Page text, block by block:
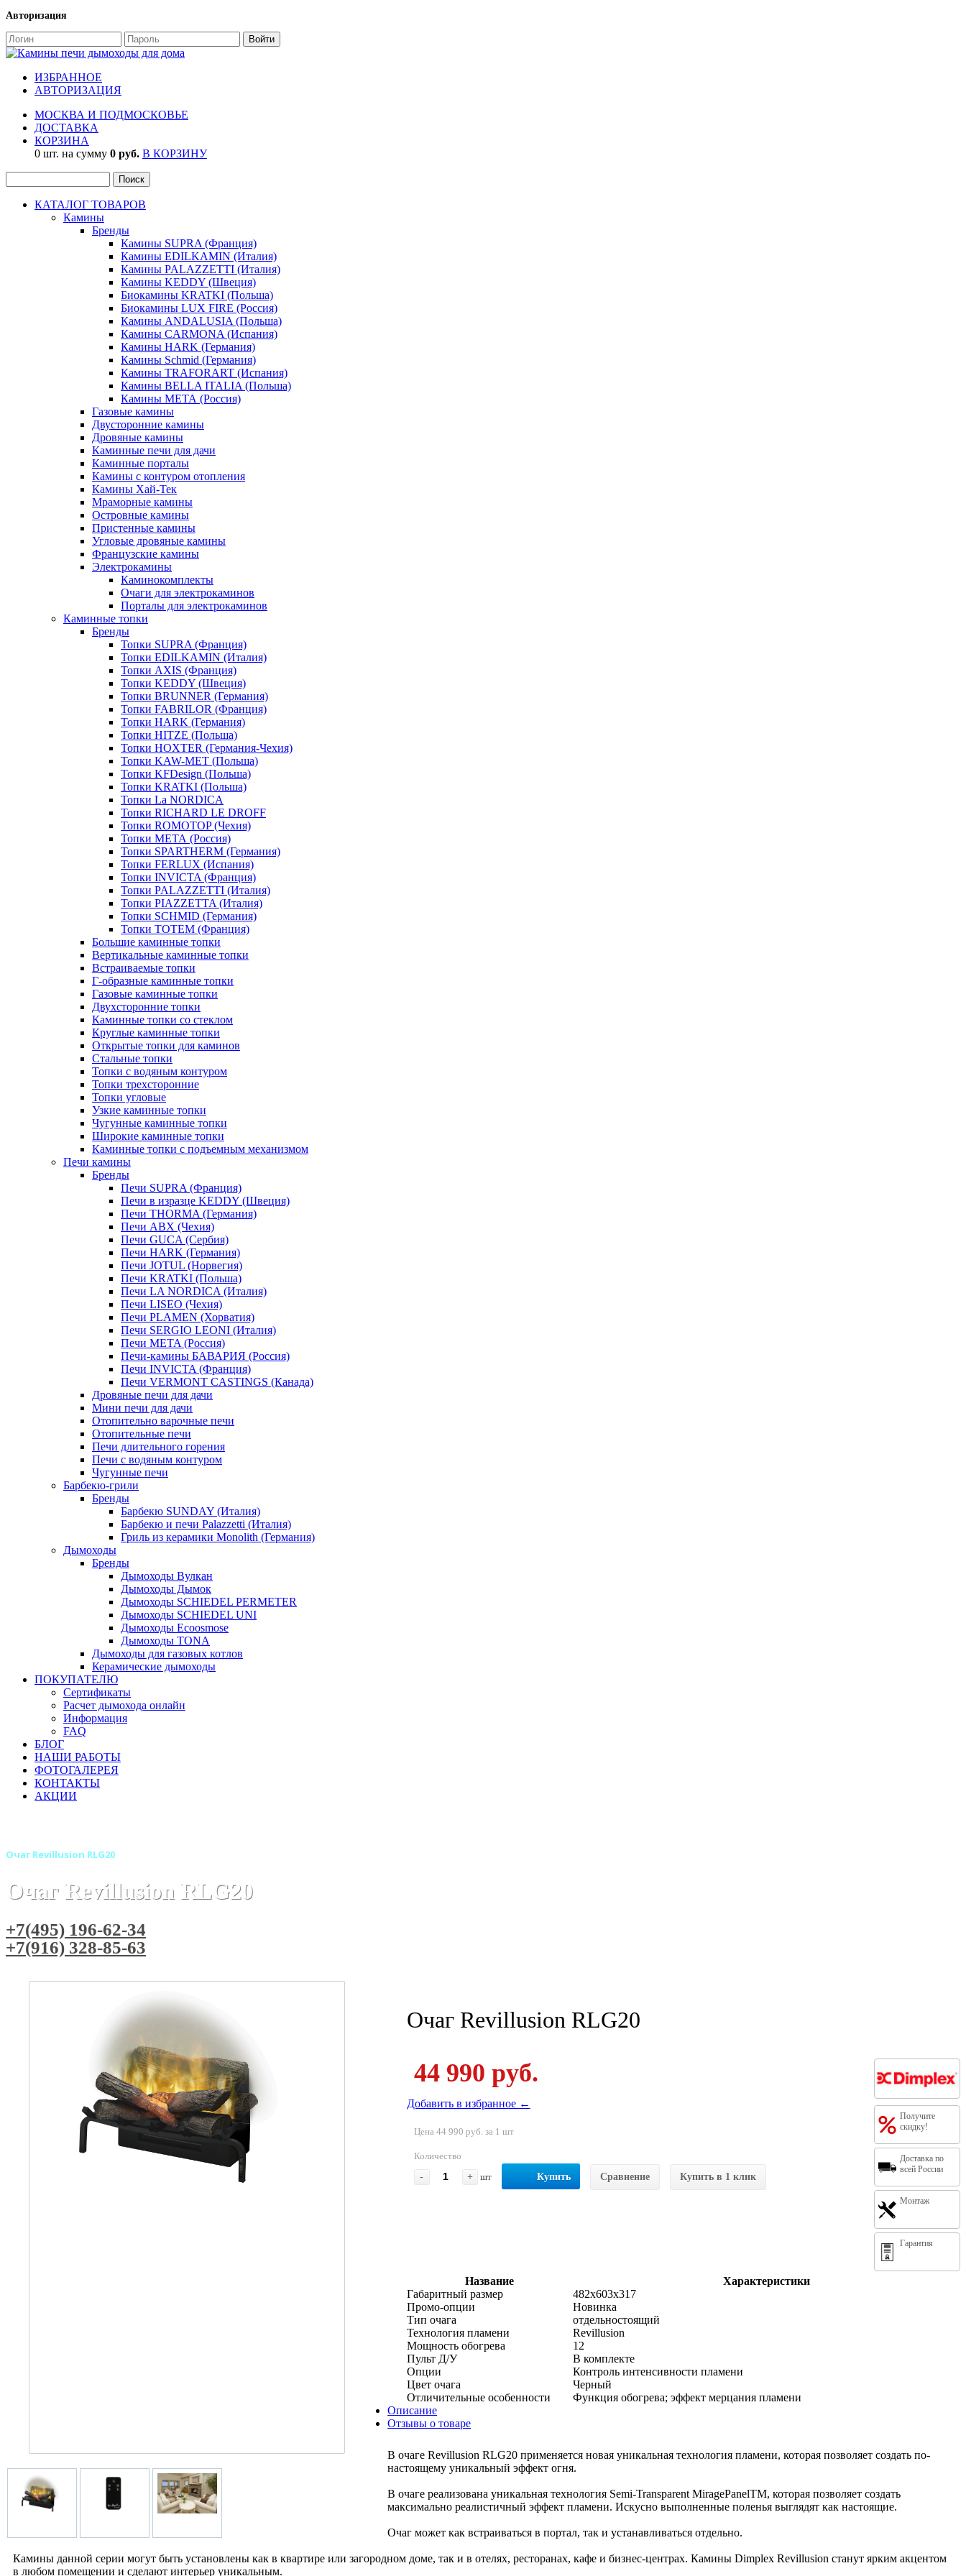
Авторизация
ИЗБРАННОЕ
АВТОРИЗАЦИЯ
МОСКВА И ПОДМОСКОВЬЕ
ДОСТАВКА
КОРЗИНА
0 шт. на сумму 0 руб. В КОРЗИНУ
КАТАЛОГ ТОВАРОВ
Камины
Бренды
Камины SUPRA (Франция)
Камины EDILKAMIN (Италия)
Камины PALAZZETTI (Италия)
Камины KEDDY (Швеция)
Биокамины KRATKI (Польша)
Биокамины LUX FIRE (Россия)
Камины ANDALUSIA (Польша)
Камины CARMONA (Испания)
Камины HARK (Германия)
Камины Schmid (Германия)
Камины TRAFORART (Испания)
Камины BELLA ITALIA (Польша)
Камины МЕТА (Россия)
Газовые камины
Двусторонние камины
Дровяные камины
Каминные печи для дачи
Каминные порталы
Камины с контуром отопления
Камины Хай-Тек
Мраморные камины
Островные камины
Пристенные камины
Угловые дровяные камины
Французские камины
Электрокамины
Каминокомплекты
Очаги для электрокаминов
Порталы для электрокаминов
Каминные топки
Бренды
Топки SUPRA (Франция)
Топки EDILKAMIN (Италия)
Топки AXIS (Франция)
Топки KEDDY (Швеция)
Топки BRUNNER (Германия)
Топки FABRILOR (Франция)
Топки HARK (Германия)
Топки HITZE (Польша)
Топки HOXTER (Германия-Чехия)
Топки KAW-MET (Польша)
Топки KFDesign (Польша)
Топки KRATKI (Польша)
Топки La NORDICA
Топки RICHARD LE DROFF
Топки ROMOTOP (Чехия)
Топки МЕТА (Россия)
Топки SPARTHERM (Германия)
Топки FERLUX (Испания)
Топки INVICTA (Франция)
Топки PALAZZETTI (Италия)
Топки PIAZZETTA (Италия)
Топки SCHMID (Германия)
Топки TOTEM (Франция)
Большие каминные топки
Вертикальные каминные топки
Встраиваемые топки
Г-образные каминные топки
Газовые каминные топки
Двухсторонние топки
Каминные топки со стеклом
Круглые каминные топки
Открытые топки для каминов
Стальные топки
Топки с водяным контуром
Топки трехсторонние
Топки угловые
Узкие каминные топки
Чугунные каминные топки
Широкие каминные топки
Каминные топки с подъемным механизмом
Печи камины
Бренды
Печи SUPRA (Франция)
Печи в изразце KEDDY (Швеция)
Печи THORMA (Германия)
Печи ABX (Чехия)
Печи GUCA (Сербия)
Печи HARK (Германия)
Печи JOTUL (Норвегия)
Печи KRATKI (Польша)
Печи LA NORDICA (Италия)
Печи LISEO (Чехия)
Печи PLAMEN (Хорватия)
Печи SERGIO LEONI (Италия)
Печи META (Россия)
Печи-камины БАВАРИЯ (Россия)
Печи INVICTA (Франция)
Печи VERMONT CASTINGS (Канада)
Дровяные печи для дачи
Мини печи для дачи
Отопительно варочные печи
Отопительные печи
Печи длительного горения
Печи с водяным контуром
Чугунные печи
Барбекю-грили
Бренды
Барбекю SUNDAY (Италия)
Барбекю и печи Palazzetti (Италия)
Гриль из керамики Monolith (Германия)
Дымоходы
Бренды
Дымоходы Вулкан
Дымоходы Дымок
Дымоходы SCHIEDEL PERMETER
Дымоходы SCHIEDEL UNI
Дымоходы Ecoosmose
Дымоходы TONA
Дымоходы для газовых котлов
Керамические дымоходы
ПОКУПАТЕЛЮ
Сертификаты
Расчет дымохода онлайн
Информация
FAQ
БЛОГ
НАШИ РАБОТЫ
ФОТОГАЛЕРЕЯ
КОНТАКТЫ
АКЦИИ
Очаг Revillusion RLG20
Очаг Revillusion RLG20
+7(495) 196-62-34
+7(916) 328-85-63
Очаг Revillusion RLG20
Получите
скидку!
Доставка по
всей России
Монтаж
Гарантия
44 990 руб.
Добавить в избранное ←
Цена 44 990 руб. за 1 шт
Количество
-
+ шт Купить Сравнение Купить в 1 клик
Название
Характеристики
Габаритный размер
482x603x317
Промо-опции
Новинка
Тип очага
отдельностоящий
Технология пламени
Revillusion
Мощность обогрева
12
Пульт Д/У
В комплекте
Опции
Контроль интенсивности пламени
Цвет очага
Черный
Отличительные особенности
Функция обогрева; эффект мерцания пламени
Описание
Отзывы о товаре
В очаге Revillusion RLG20 применяется новая уникальная технология пламени, которая позволяет создать по-
настоящему уникальный эффект огня.
В очаге реализована уникальная технология Semi-Transparent MiragePanelTM, которая позволяет создать
максимально реалистичный эффект пламени. Искусно выполненные поленья выглядят как настоящие.
Очаг может как встраиваться в портал, так и устанавливаться отдельно.
Камины данной серии могут быть установлены как в квартире или загородном доме, так и в отелях, ресторанах, кафе и бизнес-центрах. Камины Dimplex Revillusion станут ярким акцентом
в любом помещении и сделают интерьер уникальным.